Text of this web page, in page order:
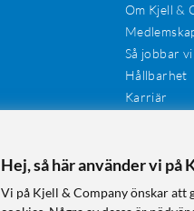
Om Kjell &
Så jobbar vi
Hållbarhet
Karriär
Hej, så här använder vi på
Vi på Kjell & Company önskar att